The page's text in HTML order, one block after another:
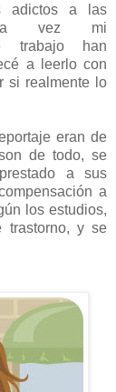
adictos a las
vez mi
trabajo han
a leerlo con
si realmente lo
eran de
de todo, se
a sus
a
los estudios,
trastorno, y se